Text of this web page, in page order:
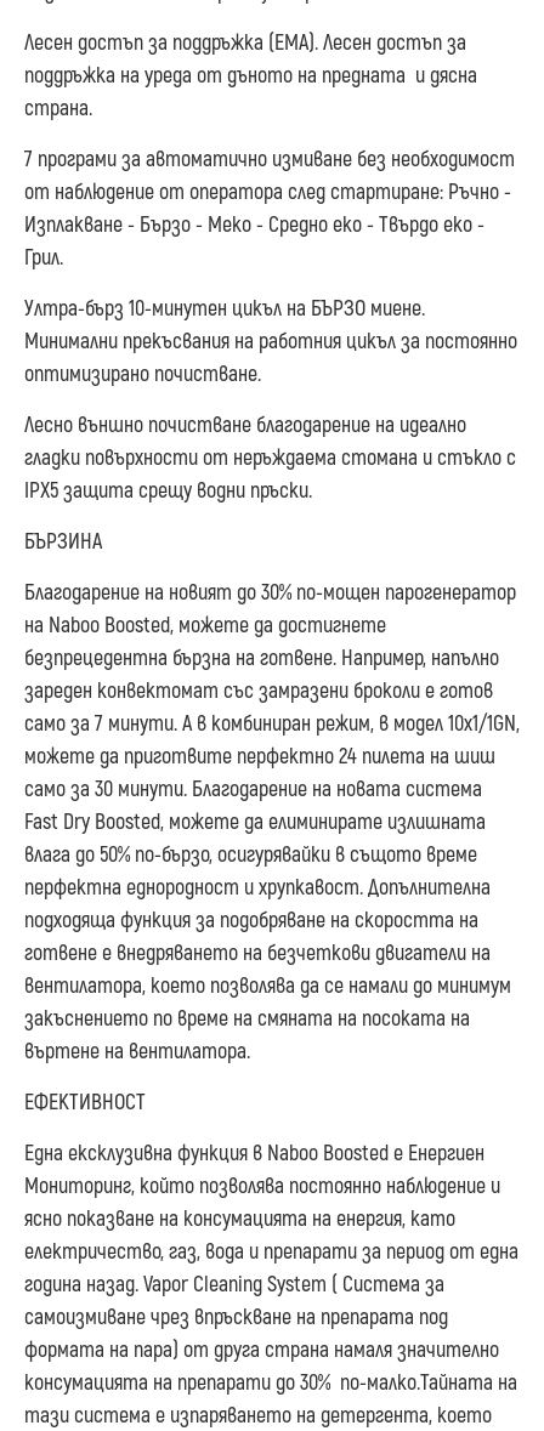
Лесен достъп за поддръжка (EMA). Лесен достъп за
поддръжка на уреда от дъното на предната и дясна
страна.
7 програми за автоматично измиване без необходимост
от наблюдение от оператора след стартиране: Ръчно -
Изплакване - Бързо - Меко - Средно еко - Твърдо еко -
Грил.
Ултра-бърз 10-минутен цикъл на БЪРЗО миене.
Минимални прекъсвания на работния цикъл за постоянно
оптимизирано почистване.
Лесно външно почистване благодарение на идеално
гладки повърхности от неръждаема стомана и стъкло с
IPX5 защита срещу водни пръски.
БЪРЗИНА
Благодарение на новият до 30% по-мощен парогенератор
на Naboo Boosted, можете да достигнете
безпрецедентна бързна на готвене. Например, напълно
зареден конвектомат със замразени броколи е готов
само за 7 минути. А в комбиниран режим, в модел 10х1/1GN,
можете да приготвите перфектно 24 пилета на шиш
само за 30 минути. Благодарение на новата система
Fast Dry Boosted, можете да елиминирате излишната
влага до 50% по-бързо, осигурявайки в същото време
перфектна еднородност и хрупкавост. Допълнителна
подходяща функция за подобряване на скоростта на
готвене е внедряването на безчеткови двигатели на
вентилатора, което позволява да се намали до минимум
закъснението по време на смяната на посоката на
въртене на вентилатора.
ЕФЕКТИВНОСТ
Една ексклузивна функция в Naboo Boosted е Енергиен
Мониторинг, който позволява постоянно наблюдение и
ясно показване на консумацията на енергия, като
електричество, газ, вода и препарати за период от една
година назад. Vapor Cleaning System ( Система за
самоизмиване чрез впръскване на препарата под
формата на пара) от друга страна намаля значително
консумацията на препарати до 30% по-малко.Тайната на
тази система е изпаряването на детергента, което